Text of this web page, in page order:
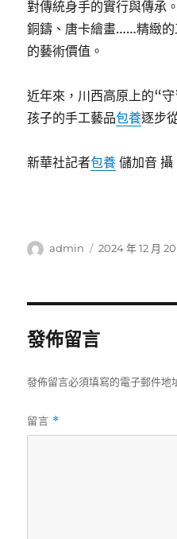
對傳統身手的實行與傳承
銅鑄、唐卡繪畫……精緻
的藝術價值。
近年來，川西高原上的“
孩子的手工藝品包養逐步
新華社記者包養 儲加音 攝
作
admin
發
2024 年 12 月 20
發佈留言
發佈留言必須填寫的電子郵件地
留言 *